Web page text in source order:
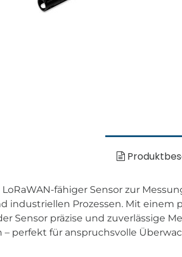
LoRaWAN-fähiger Sensor zur
industriellen Prozessen. Mit
Sensor präzise und zuverlässige
– perfekt für anspruchsvolle